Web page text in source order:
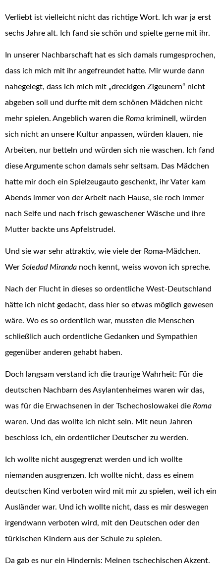
Verliebt ist vielleicht nicht das richtige Wort. Ich war ja erst
sechs Jahre alt. Ich fand sie schön und spielte gerne mit ihr.
In unserer Nachbarschaft hat es sich damals rumgesprochen,
dass ich mich mit ihr angefreundet hatte. Mir wurde dann
nahegelegt, dass ich mich mit „dreckigen Zigeunern“ nicht
abgeben soll und durfte mit dem schönen Mädchen nicht
mehr spielen. Angeblich waren die Roma kriminell, würden
sich nicht an unsere Kultur anpassen, würden klauen, nie
Arbeiten, nur betteln und würden sich nie waschen. Ich fand
diese Argumente schon damals sehr seltsam. Das Mädchen
hatte mir doch ein Spielzeugauto geschenkt, ihr Vater kam
Abends immer von der Arbeit nach Hause, sie roch immer
nach Seife und nach frisch gewaschener Wäsche und ihre
Mutter backte uns Apfelstrudel.
Und sie war sehr attraktiv, wie viele der Roma-Mädchen.
Wer Soledad Miranda noch kennt, weiss wovon ich spreche.
Nach der Flucht in dieses so ordentliche West-Deutschland
hätte ich nicht gedacht, dass hier so etwas möglich gewesen
wäre. Wo es so ordentlich war, mussten die Menschen
schließlich auch ordentliche Gedanken und Sympathien
gegenüber anderen gehabt haben.
Doch langsam verstand ich die traurige Wahrheit: Für die
deutschen Nachbarn des Asylantenheimes waren wir das,
was für die Erwachsenen in der Tschechoslowakei die Roma
waren. Und das wollte ich nicht sein. Mit neun Jahren
beschloss ich, ein ordentlicher Deutscher zu werden.
Ich wollte nicht ausgegrenzt werden und ich wollte
niemanden ausgrenzen. Ich wollte nicht, dass es einem
deutschen Kind verboten wird mit mir zu spielen, weil ich ein
Ausländer war. Und ich wollte nicht, dass es mir deswegen
irgendwann verboten wird, mit den Deutschen oder den
türkischen Kindern aus der Schule zu spielen.
Da gab es nur ein Hindernis: Meinen tschechischen Akzent.